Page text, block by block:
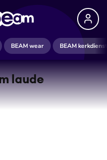
BEAM wear BEAM kerkdienst
laude